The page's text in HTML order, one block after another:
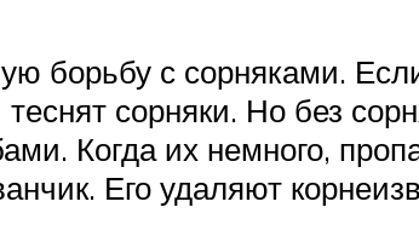
борьбу с сорняками.
сорняки. Но без
Когда их немного,
Его удаляют